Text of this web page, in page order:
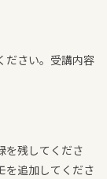
ださい。受講内容
を残してくださ
を追加してくださ